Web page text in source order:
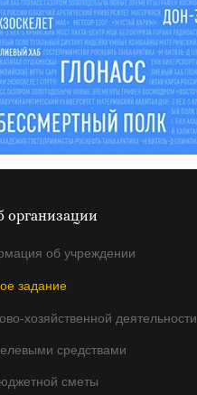
организации
об учреждении
задание
хозяйственной деятельности
средствами
сметы